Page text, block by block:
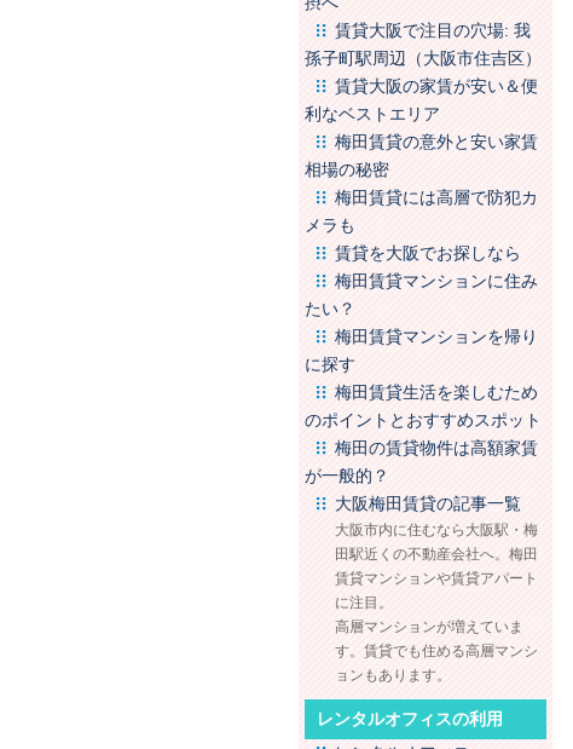
賃貸大阪で注目の穴場: 我
孫子町駅周辺（大阪市住吉区）
賃貸大阪の家賃が安い＆便
利なベストエリア
梅田賃貸の意外と安い家賃
相場の秘密
梅田賃貸には高層で防犯カ
メラも
賃貸を大阪でお探しなら
梅田賃貸マンションに住み
たい？
梅田賃貸マンションを帰り
に探す
梅田賃貸生活を楽しむため
のポイントとおすすめスポット
梅田の賃貸物件は高額家賃
が一般的？
大阪梅田賃貸の記事一覧
大阪市内に住むなら大阪駅・梅
田駅近くの不動産会社へ。梅田
賃貸マンションや賃貸アパート
に注目。
高層マンションが増えていま
す。賃貸でも住める高層マンシ
ョンもあります。
レンタルオフィスの利用